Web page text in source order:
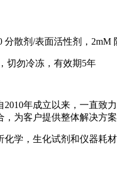
分散剂/表面活性剂，2mM
切勿冷冻，有效期5年
2010年成立以来，一直
为客户提供整体解决方案
学，生化试剂和仪器耗材